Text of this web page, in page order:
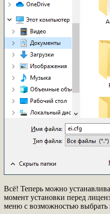
Всё! Теперь можно
момент установки перед
меню с возможностью выбрать